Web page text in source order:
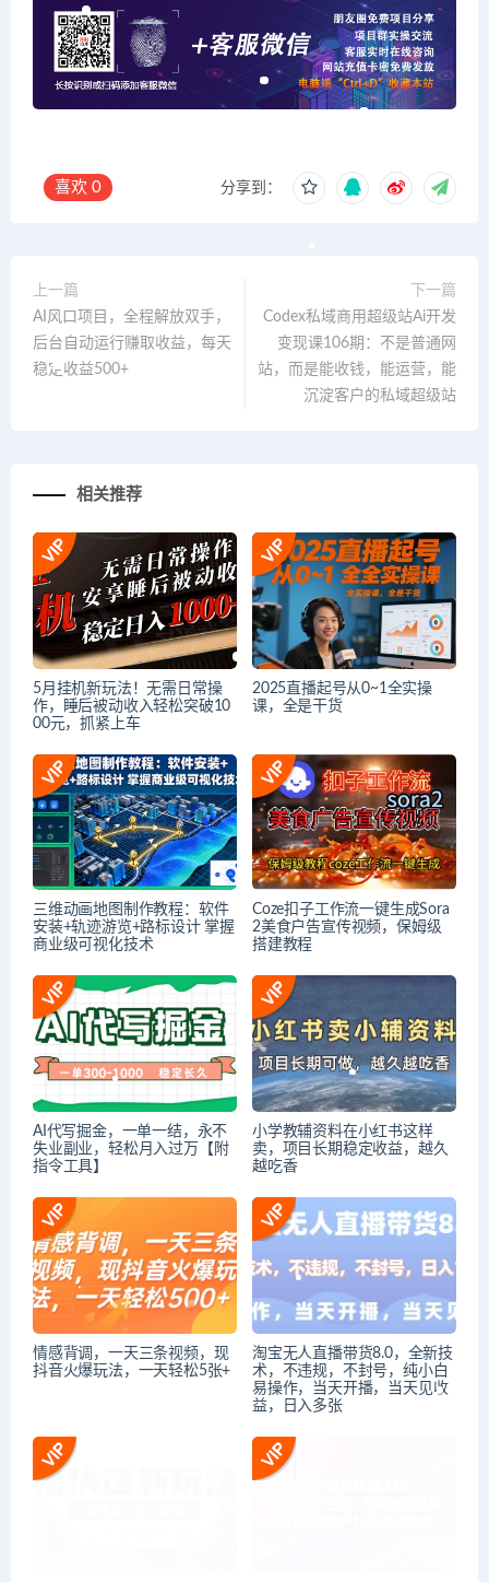
喜欢 0 分享到：
上一篇
AI风口项目，全程解放双手，
后台自动运行赚取收益，每天
稳定收益500+
下一篇
Codex私域商用超级站Ai开发
变现课106期：不是普通网
站，而是能收钱，能运营，能
沉淀客户的私域超级站
相关推荐
5月挂机新玩法！无需日常操
作，睡后被动收入轻松突破10
00元，抓紧上车
2025直播起号从0~1全实操
课，全是干货
三维动画地图制作教程：软件
安装+轨迹游览+路标设计 掌握
商业级可视化技术
Coze扣子工作流一键生成Sora
2美食户告宣传视频，保姆级
搭建教程
AI代写掘金，一单一结，永不
失业副业，轻松月入过万【附
指令工具】
小学教辅资料在小红书这样
卖，项目长期稳定收益，越久
越吃香
情感背调，一天三条视频，现
抖音火爆玩法，一天轻松5张+
淘宝无人直播带货8.0，全新技
术，不违规，不封号，纯小白
易操作，当天开播，当天见收
益，日入多张